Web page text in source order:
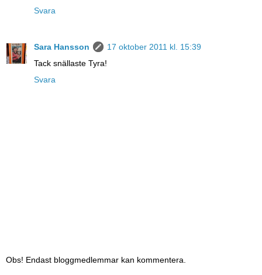
Svara
Sara Hansson
17 oktober 2011 kl. 15:39
Tack snällaste Tyra!
Svara
Obs! Endast bloggmedlemmar kan kommentera.